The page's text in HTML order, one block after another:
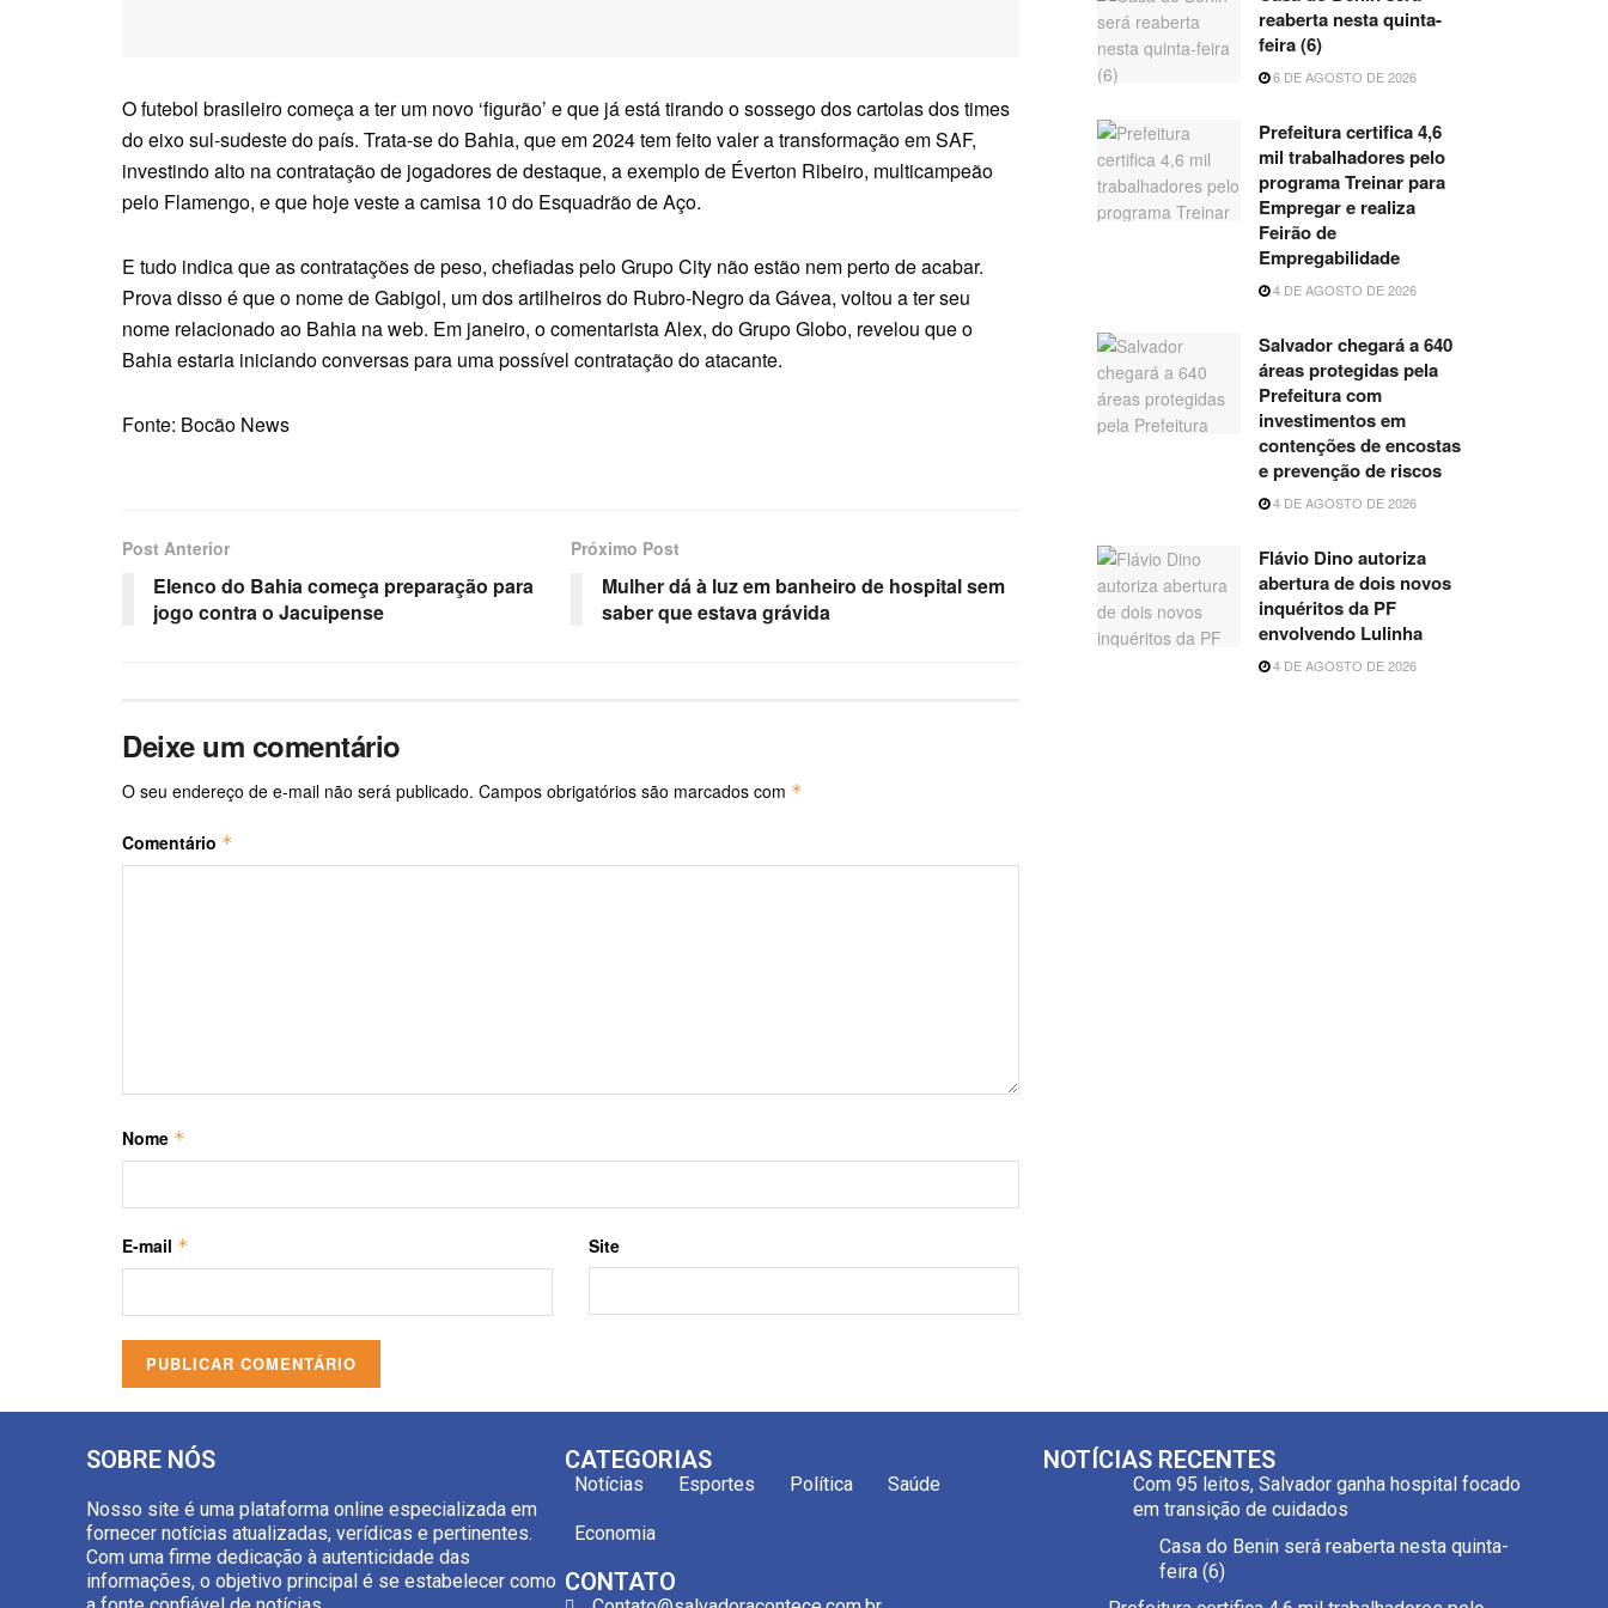
O futebol brasileiro começa a ter um novo ‘figurão’ e que já está tirando o sossego dos cartolas dos times
do eixo sul-sudeste do país. Trata-se do Bahia, que em 2024 tem feito valer a transformação em SAF,
investindo alto na contratação de jogadores de destaque, a exemplo de Éverton Ribeiro, multicampeão
pelo Flamengo, e que hoje veste a camisa 10 do Esquadrão de Aço.
E tudo indica que as contratações de peso, chefiadaspelo Grupo City não estão nem perto de acabar.
Prova disso é que o nome de Gabigol, um dos artilheiros do Rubro-Negro da Gávea, voltou a ter seu
nome relacionado ao Bahia na web. Em janeiro, ocomentarista Alex, do Grupo Globo, revelou que o
Bahia estaria iniciando conversas para uma possível contratação do atacante.
Fonte: Bocão News
Post Anterior
Elenco do Bahia começa preparação para
jogo contra o Jacuipense
Próximo Post
Mulher dá à luz em banheiro de hospital sem
saber que estava grávida
Deixe um comentário
O seu endereço de e-mail não será publicado. Campos obrigatórios são marcados com *
Comentário *
Nome *
E-mail * Site
reaberta nesta quinta-
feira (6)
6 DE AGOSTO DE 2026
Prefeitura certifica 4,6
mil trabalhadores pelo
programa Treinar para
Empregar e realiza
Feirão de
Empregabilidade
4 DE AGOSTO DE 2026
Salvador chegará a 640
áreas protegidas pela
Prefeitura com
investimentos em
contenções de encostas
e prevenção de riscos
4 DE AGOSTO DE 2026
Flávio Dino autoriza
abertura de dois novos
inquéritos da PF
envolvendo Lulinha
4 DE AGOSTO DE 2026
SOBRE NÓS
Nosso site é uma plataforma online especializada em
fornecer notícias atualizadas, verídicas e pertinentes.
Com uma firme dedicação à autenticidade das
informações, o objetivo principal é se estabelecer como
CATEGORIAS
Notícias Esportes Política Saúde
Economia
CONTATO
NOTÍCIAS RECENTES
Com 95 leitos, Salvador ganha hospital focado
em transição de cuidados
Casa do Benin será reaberta nesta quinta-
feira (6)